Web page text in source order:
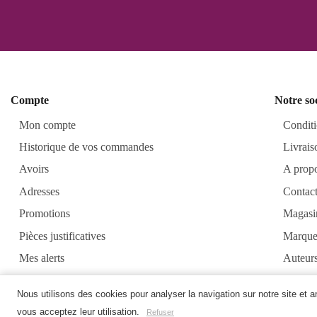
Nous utilisons des cookies pour analyser la navigation sur notre site et
vous acceptez leur utilisation.
Refuser
Compte
Mon compte
Historique de vos commandes
Avoirs
Adresses
Promotions
Pièces justificatives
Mes alerts
Notre
A